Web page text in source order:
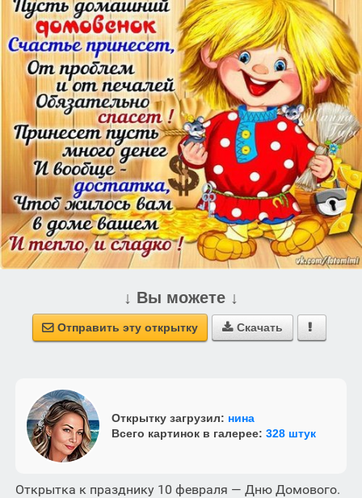
↓ Вы можете ↓
 Отправить эту открытку  Скачать 
Открытку загрузил: нина
Всего картинок в галерее: 328 штук
Открытка к празднику 10 февраля — Дню Домового.